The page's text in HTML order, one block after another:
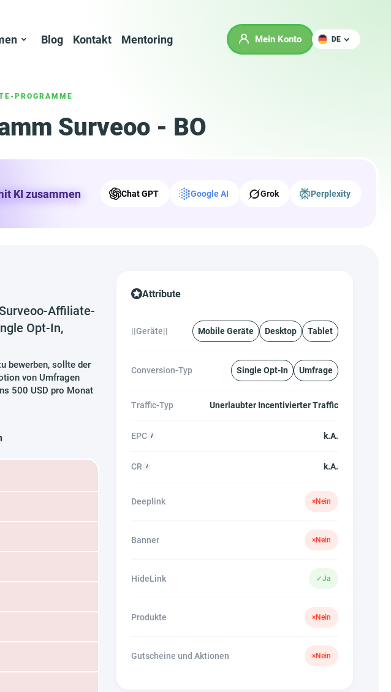
Blog Kontakt Mentoring Mein Konto DE
PROGRAMME
Surveoo - BO
KI zusammen Chat GPT Google AI Grok Perplexity
Affiliate-
Opt-In,
bewerben, sollte der
von Umfragen
500 USD pro Monat
Attribute
||Geräte|| Mobile Geräte Desktop Tablet
Conversion-Typ Single Opt-In Umfrage
Traffic-Typ Unerlaubter Incentivierter Traffic
EPC k.A.
CR k.A.
Deeplink ×Nein
Banner ×Nein
HideLink ✓Ja
Produkte ×Nein
Gutscheine und Aktionen ×Nein